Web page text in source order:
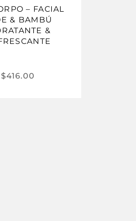
– FACIAL
& BAMBÚ
&
$416.00